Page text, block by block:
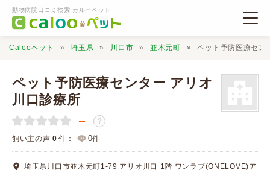
動物病院口コミ検索 カルーペット
動物病院検索
Calooペット 埼玉県 川口市 並木元町 ペット予防医療セン
ペット予防医療センター アリオ
川口診療所
－ ？
飼い主の声 0 件： 0件
埼玉県川口市並木元町1-79 アリオ川口 1階 ワンラブ(ONELOVE)ア